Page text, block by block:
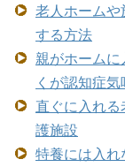
老人ホームや
する方法
親がホーム
くが認知症気
直ぐに入れ
護施設
特養には入